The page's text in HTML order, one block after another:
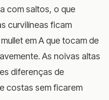
com saltos, o que
curvilíneas ficam
em A que tocam de
As noivas altas
diferenças de
costas sem ficarem